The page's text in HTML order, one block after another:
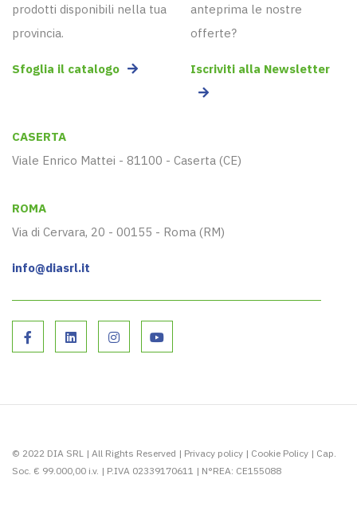
prodotti disponibili nella tua
provincia.
Sfoglia il catalogo
anteprima le nostre
offerte?
Iscriviti alla Newsletter
CASERTA
Viale Enrico Mattei - 81100 - Caserta (CE)
ROMA
Via di Cervara, 20 - 00155 - Roma (RM)
info@diasrl.it
© 2022 DIA SRL | All Rights Reserved | Privacy policy | Cookie Policy | Cap.
Soc. € 99.000,00 i.v. | P.IVA 02339170611 | N°REA: CE155088